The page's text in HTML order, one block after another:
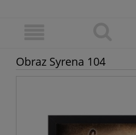
Obraz Syrena 104